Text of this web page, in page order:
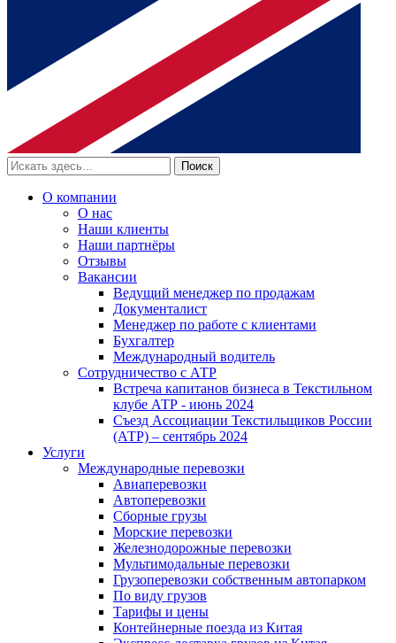
Поиск
О компании
О нас
Наши клиенты
Наши партнёры
Отзывы
Вакансии
Ведущий менеджер по продажам
Документалист
Менеджер по работе с клиентами
Бухгалтер
Международный водитель
Сотрудничество с АТР
Встреча капитанов бизнеса в Текстильном
клубе АТР - июнь 2024
Съезд Ассоциации Текстильщиков России
(АТР) – сентябрь 2024
Услуги
Международные перевозки
Авиаперевозки
Автоперевозки
Сборные грузы
Морские перевозки
Железнодорожные перевозки
Мультимодальные перевозки
Грузоперевозки собственным автопарком
По виду грузов
Тарифы и цены
Контейнерные поезда из Китая